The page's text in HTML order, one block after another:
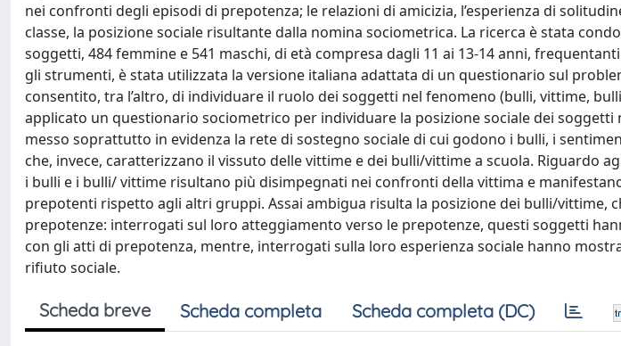
nei confronti degli episodi di prepotenza; le relazioni di amicizia, l’esperienza di
classe, la posizione sociale risultante dalla nomina sociometrica. La ricerca è stata
soggetti, 484 femmine e 541 maschi, di età compresa dagli 11 ai 13-14 anni,
gli strumenti, è stata utilizzata la versione italiana adattata di un questionario sul
consentito, tra l’altro, di individuare il ruolo dei soggetti nel fenomeno (bulli, vittime,
applicato un questionario sociometrico per individuare la posizione sociale dei
messo soprattutto in evidenza la rete di sostegno sociale di cui godono i bulli, i
che, invece, caratterizzano il vissuto delle vittime e dei bulli/vittime a scuola. Riguardo
i bulli e i bulli/ vittime risultano più disimpegnati nei confronti della vittima e
prepotenti rispetto agli altri gruppi. Assai ambigua risulta la posizione dei bulli/vittime,
prepotenze: interrogati sul loro atteggiamento verso le prepotenze, questi soggetti
con gli atti di prepotenza, mentre, interrogati sulla loro esperienza sociale hanno
rifiuto sociale.
Scheda breve Scheda completa Scheda completa (DC)